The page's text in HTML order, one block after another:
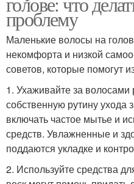
проблему
Маленькие волосы на
некомфорта и низкой
советов, которые помогут
1. Ухаживайте за
собственную рутину ухода
включать частое мытье и
средств. Увлажненные и
поддаются укладке и
2. Используйте средства